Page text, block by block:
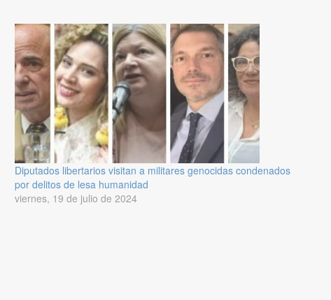
Diputados libertarios visitan a militares genocidas condenados
por delitos de lesa humanidad
viernes, 19 de julio de 2024